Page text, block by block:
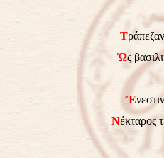
Τ
Ὡς
Ἔ
Νέκταρος